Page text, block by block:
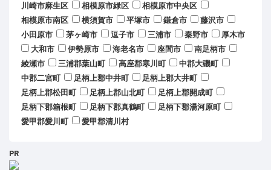
川崎市麻生区
相模原市緑区
相模原市中央区
相模原市南区
横須賀市 平塚市 鎌倉市
藤沢市
小田原市
茅ヶ崎市 逗子市 三浦市 秦野市
厚木市
大和市
伊勢原市 海老名市 座間市
南足柄市
綾瀬市
三浦郡葉山町 高座郡寒川町
中郡大磯町
中郡二宮町
足柄上郡中井町
足柄上郡大井町
足柄上郡松田町
足柄上郡山北町
足柄上郡開成町
足柄下郡箱根町
足柄下郡真鶴町
足柄下郡湯河原町
愛甲郡愛川町
愛甲郡清川村
PR